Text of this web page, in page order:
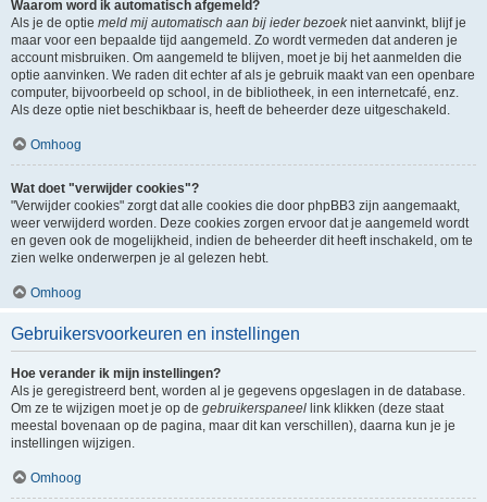
Waarom word ik automatisch afgemeld?
Als je de optie meld mij automatisch aan bij ieder bezoekniet aanvinkt, blijf je
maar voor een bepaalde tijd aangemeld. Zo wordt vermeden dat anderen je
account misbruiken. Om aangemeld te blijven, moet je bij het aanmelden die
optie aanvinken. We raden dit echter af als je gebruik maakt van een openbare
computer, bijvoorbeeld op school, in de bibliotheek, in een internetcafé, enz.
Als deze optie niet beschikbaar is, heeft de beheerder deze uitgeschakeld.
Omhoog
Wat doet "verwijder cookies"?
"Verwijder cookies" zorgt dat alle cookies die door phpBB3 zijn aangemaakt,
weer verwijderd worden. Deze cookies zorgen ervoor dat je aangemeld wordt
en geven ook de mogelijkheid, indien de beheerder dit heeft inschakeld, om te
zien welke onderwerpen je al gelezen hebt.
Omhoog
Gebruikersvoorkeuren en instellingen
Hoe verander ik mijn instellingen?
Als je geregistreerd bent, worden al je gegevens opgeslagen in de database.
Om ze te wijzigen moet je op de gebruikerspaneel link klikken (deze staat
meestal bovenaan op de pagina, maar dit kan verschillen), daarna kun je je
instellingen wijzigen.
Omhoog